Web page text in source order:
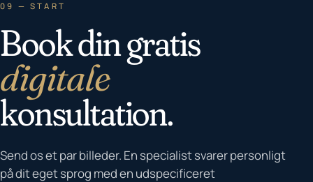
09 — START
Book din gratis
digitale
konsultation.
Send os et par billeder. En specialist svarer personligt
på dit eget sprog med en udspecificeret